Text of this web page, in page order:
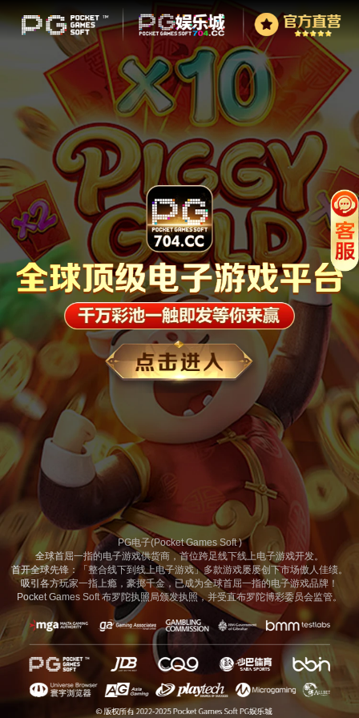
PG电子(Pocket Games Soft )
全球首屈一指的电子游戏供货商，首位跨足线下线上电子游戏开发。
首开全球先锋：「整合线下到线上电子游戏」多款游戏屡屡创下市场傲人佳绩。
吸引各方玩家一指上瘾，豪掷千金，已成为全球首屈一指的电子游戏品牌！
Pocket Games Soft 布罗陀执照局颁发执照，并受直布罗陀博彩委员会监管。